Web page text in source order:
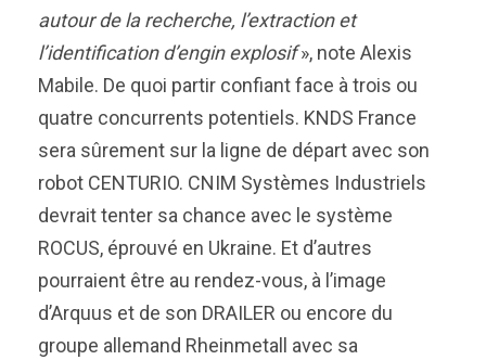
autour de la recherche, l’extraction et
l’identification d’engin explosif», note Alexis
Mabile. De quoi partir confiant face à trois ou
quatre concurrents potentiels. KNDS France
sera sûrement sur la ligne de départ avec son
robot CENTURIO. CNIM Systèmes Industriels
devrait tenter sa chance avec le système
ROCUS, éprouvé en Ukraine. Et d’autres
pourraient être au rendez-vous, à l’image
d’Arquus et de son DRAILER ou encore du
groupe allemand Rheinmetall avec sa